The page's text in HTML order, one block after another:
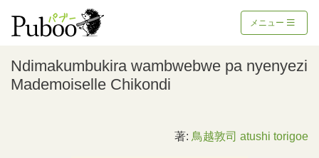
メニュー
Ndimakumbukira wambwebwe pa nyenyezi
Mademoiselle Chikondi
著: 鳥越敦司 atushi torigoe